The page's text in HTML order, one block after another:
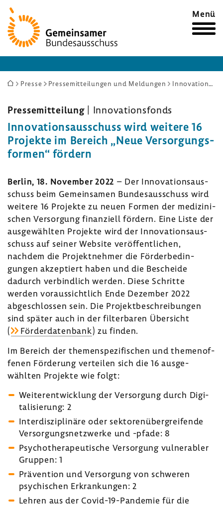
Zur
Startseite
Menü
Sie
hier:
Presse Pressemitteilungen und Meldungen Innovationsausschuss wird weitere 16 Projekte im Bereich „Neue Versorgungsformen“ fördern
Pres­se­mit­tei­lung | Inno­va­ti­ons­fonds
Inno­va­ti­ons­aus­schuss wird weitere 16
Projekte im Bereich „Neue Versor­gungs­
formen“ fördern
Berlin, 18. November 2022 – Der Inno­va­ti­ons­aus­
schuss beim Gemein­samen Bundes­aus­schuss wird
weitere 16 Projekte zu neuen Formen der medi­zi­ni­
schen Versor­gung finan­ziell fördern. Eine Liste der
ausge­wählten Projekte wird der Inno­va­ti­ons­aus­
schuss auf seiner Website veröf­fent­li­chen,
nachdem die Projekt­nehmer die Förder­be­din­
gungen akzep­tiert haben und die Bescheide
dadurch verbind­lich werden. Diese Schritte
werden voraus­sicht­lich Ende Dezember 2022
abge­schlossen sein. Die Projekt­be­schrei­bungen
sind später auch in der filter­baren Über­sicht
(
Förder­da­ten­bank) zu finden.
Im Bereich der themen­spe­zi­fi­schen und themen­of­
fenen Förde­rung verteilen sich die 16 ausge­
wählten Projekte wie folgt:
Weiter­ent­wick­lung der Versor­gung durch Digi­
ta­li­sie­rung: 2
Inter­dis­zi­pli­näre oder sekto­ren­über­grei­fende
Versor­gungs­netz­werke und -pfade: 8
Psycho­the­ra­peu­ti­sche Versor­gung vulnera­bler
Gruppen: 1
Präven­tion und Versor­gung von schweren
psychi­schen Erkran­kungen: 2
Lehren aus der Covid-​19-Pandemie für die